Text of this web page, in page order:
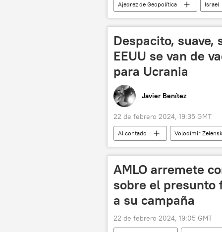
Ajedrez de Geopolítica Israel
🛡️ Zonas de conflicto
📰
Despacito, suave,
EEUU se van de
para Ucrania
Javier Benítez
22 de febrero 2024, 19:35 GMT
Al contado Volodímir
Congreso de EEUU
política
AMLO arremete
sobre el presunto
a su campaña
22 de febrero 2024, 19:05 GMT